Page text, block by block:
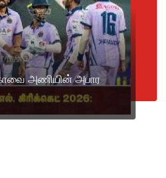
அணியின் அபார